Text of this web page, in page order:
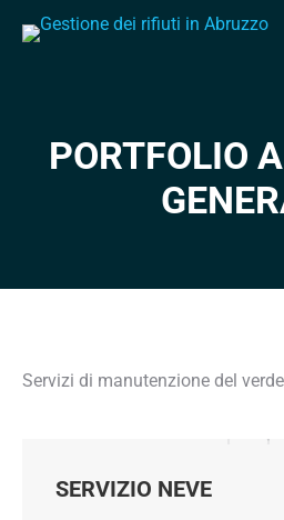
PORTFOLIO
Servizi di manutenzione del
SERVIZIO NEVE